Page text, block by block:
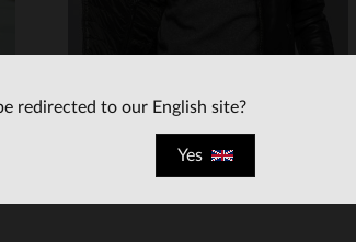
redirected to our English site?
Yes